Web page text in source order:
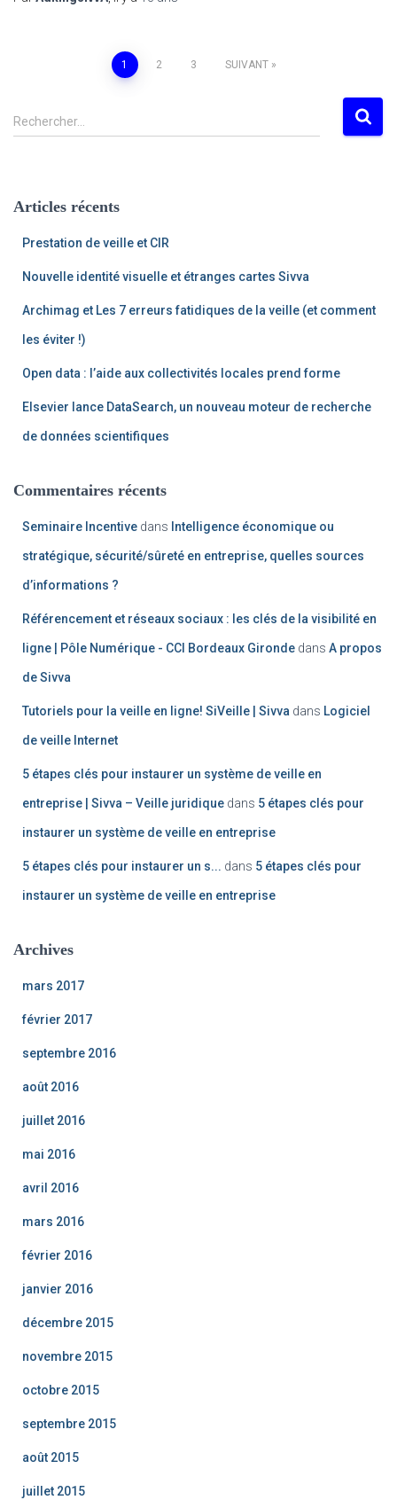
Navigation
des
1 2 3 SUIVANT
R
e
r
Rechercher…
Articles récents
Prestation de veille et CIR
Nouvelle identité visuelle et étranges cartes Sivva
Archimag et Les 7 erreurs fatidiques de la veille (et comment
les éviter !)
Open data : l’aide aux collectivités locales prend forme
Elsevier lance DataSearch, un nouveau moteur de recherche
de données scientifiques
Commentaires récents
Seminaire Incentive dans Intelligence économique ou
stratégique, sécurité/sûreté en entreprise, quelles sources
d’informations ?
Référencement et réseaux sociaux : les clés de la visibilité en
ligne | Pôle Numérique - CCI Bordeaux Gironde dans A propos
de Sivva
Tutoriels pour la veille en ligne! SiVeille | Sivva dans Logiciel
de veille Internet
5 étapes clés pour instaurer un système de veille en
entreprise | Sivva – Veille juridique dans 5 étapes clés pour
instaurer un système de veille en entreprise
5 étapes clés pour instaurer un s... dans 5 étapes clés pour
instaurer un système de veille en entreprise
Archives
mars 2017
février 2017
septembre 2016
août 2016
juillet 2016
mai 2016
avril 2016
mars 2016
février 2016
janvier 2016
décembre 2015
novembre 2015
octobre 2015
septembre 2015
août 2015
juillet 2015